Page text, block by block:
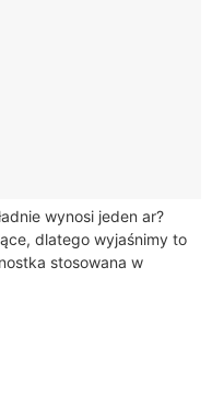
wynosi jeden ar?
dlatego wyjaśnimy to
stosowana w